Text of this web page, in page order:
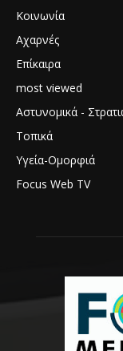
Κοινωνία
Αχαρνές
Επίκαιρα
most viewed
Αστυνομικά -
Τοπικά
Υγεία-Ομορφιά
Focus Web TV